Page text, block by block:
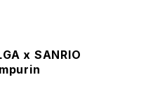
x SANRIO